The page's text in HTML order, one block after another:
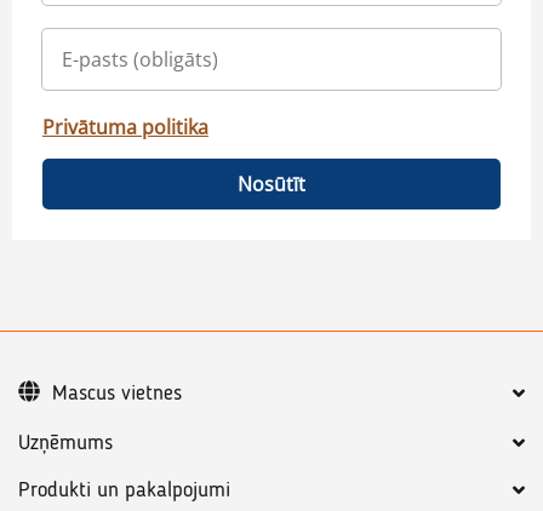
Privātuma politika
Nosūtīt
Uzņēmums
Produkti un pakalpojumi
Mascus vietnes